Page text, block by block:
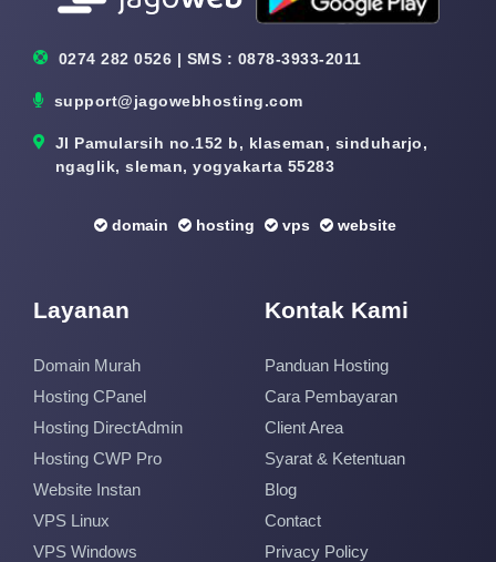
0274 282 0526 | SMS : 0878-3933-2011
support@jagowebhosting.com
Jl Pamularsih no.152 b, klaseman, sinduharjo,
ngaglik, sleman, yogyakarta 55283
domain hosting vps website
Layanan
Domain Murah
Hosting CPanel
Hosting DirectAdmin
Hosting CWP Pro
Website Instan
VPS Linux
VPS Windows
Kontak Kami
Panduan Hosting
Cara Pembayaran
Client Area
Syarat & Ketentuan
Blog
Contact
Privacy Policy